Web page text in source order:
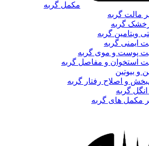
مکمل گربه
مالت گربه
گربه
ویتامین گربه
ایمنی گربه
پوست و موی گربه
استخوان و مفاصل گربه
و بیوتین
و اصلاح رفتار گربه
گربه
مکمل های گربه